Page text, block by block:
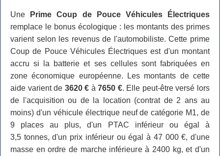
Une
Prime Coup de Pouce Véhicules Électriques
remplace le bonus écologique : les montants des primes
varient selon les revenus de l'automobiliste. Cette prime
Coup de Pouce Véhicules Électriques est d'un montant
accru si la batterie et ses cellules sont fabriquées en
zone économique européenne. Les montants de cette
aide varient de 3620 € à7650 €. Elle peut-être versé lors
de l'acquisition ou de la location (contrat de 2 ans au
moins) d'un véhicule électrique neuf de catégorie M1, de
9 places au plus, d'un PTAC inférieur ou égal à
3,5 tonnes, d'un prix inférieur ou égal à 47 000 €, d'une
masse en ordre de marche inférieure à 2400 kg, et d'un